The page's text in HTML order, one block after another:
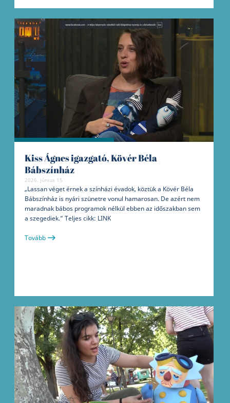
Kiss Ágnes igazgató, Kövér Béla
Bábszínház
2026. június 15
„Lassan véget érnek a színházi évadok, köztük a Kövér Béla
Bábszínház is nyári szünetre vonul hamarosan. De azért nem
maradnak bábos programok nélkül ebben az időszakban sem
a szegediek.” Teljes cikk: LINK
Tovább